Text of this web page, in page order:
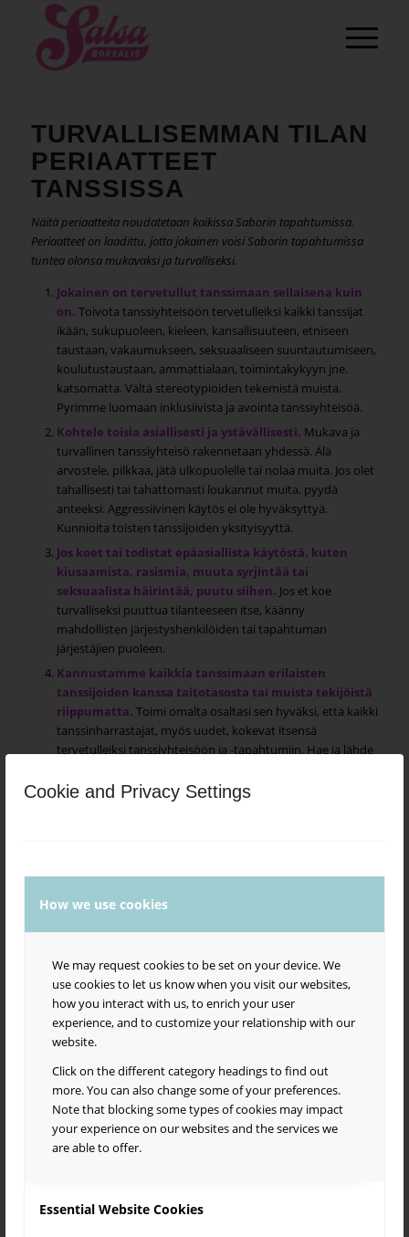
Cookie and Privacy Settings
How we use cookies
We may request cookies to be set on your device. We
use cookies to let us know when you visit our websites,
how you interact with us, to enrich your user
experience, and to customize your relationship with our
website.
Click on the different category headings to find out
more. You can also change some of your preferences.
Note that blocking some types of cookies may impact
your experience on our websites and the services we
are able to offer.
Essential Website Cookies
TURVALLISEMMAN TILAN
PERIAATTEET
TANSSISSA
Näitä periaatteita noudatetaan kaikissa Saborin tapahtumissa.
Periaatteet on laadittu, jotta jokainen voisi Saborin tapahtumissa
tuntea olonsa mukavaksi ja turvalliseksi.
Jokainen on tervetullut tanssimaan sellaisena kuin
on. Toivota tanssiyhteisöön tervetulleiksi kaikki tanssijat
ikään, sukupuoleen, kieleen, kansallisuuteen, etniseen
taustaan, vakaumukseen, seksuaaliseen suuntautumiseen,
koulutustaustaan, ammattialaan, toimintakykyyn jne.
katsomatta. Vältä stereotypioiden tekemistä muista.
Pyrimme luomaan inklusiivista ja avointa tanssiyhteisöä.
Kohtele toisia asiallisesti ja ystävällisesti. Mukava ja
turvallinen tanssiyhteisö rakennetaan yhdessä. Älä
arvostele, pilkkaa, jätä ulkopuolelle tai nolaa muita. Jos olet
tahallisesti tai tahattomasti loukannut muita, pyydä
anteeksi. Aggressiivinen käytös ei ole hyväksyttyä.
Kunnioita toisten tanssijoiden yksityisyyttä.
Jos koet tai todistat epäasiallista käytöstä, kuten
kiusaamista, rasismia, muuta syrjintää tai
seksuaalista häirintää, puutu siihen. Jos et koe
turvalliseksi puuttua tilanteeseen itse, käänny
mahdollisten järjestyshenkilöiden tai tapahtuman
järjestäjien puoleen.
Kannustamme kaikkia tanssimaan erilaisten
tanssijoiden kanssa taitotasosta tai muista tekijöistä
riippumatta. Toimi omalta osaltasi sen hyväksi, että kaikki
tanssinharrastajat, myös uudet, kokevat itsensä
tervetulleiksi tanssiyhteisöön ja -tapahtumiin. Hae ja lähde
Kunnioita toisten tanssijoiden
Kieltäytyessä tanssista kannattaa kuitenkin olla
Kunnioita toisten tanssijoiden henkilökohtaista
fyysistä tilaa.Kosketuksesta on lupa kieltäytyä.
Paritansseissa kannattaa olla erityisen herkkä tulkitsemaan
toisen kehonkieltä ja kommunikointia. Pyydä lupa tanssiin
sanallisesti tai eleillä ennen kuin kosket tanssipariin. Kun
tanssit lähellä paria, varmista että tanssiparisi kokee olonsa
mukavaksi. Ota huomioon, että eri ihmiset voivat kokea
kosketuksen ja lähellä olemisen eri tavoin, ja käsitykset
sopivasta tanssietäisyydestä tai tavasta koskettaa
tanssiessa voivat vaihdella tanssijan, tanssin, tanssipaikan
automaattisesti, että koskettaminen myös tanssilattian